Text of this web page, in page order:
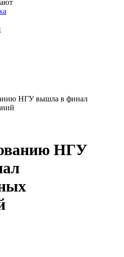
НГУ вышла в финал
НГУ